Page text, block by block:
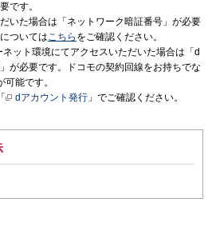
です。
いた場合は「ネットワーク暗証番号」が必要
ついてはこちら をご確認ください。
ット環境にてアクセスいただいた場合は「d
が必要です。ドコモの契約回線をお持ちでな
能です。
dアカウント発行 」でご確認ください。